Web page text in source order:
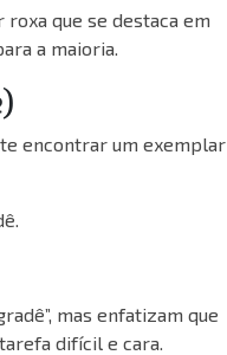
que se destaca em
a maioria.
encontrar um exemplar
mas enfatizam que
difícil e cara.